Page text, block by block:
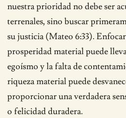
nuestra prioridad no debe ser
terrenales, sino buscar
su justicia (Mateo 6:33).
prosperidad material puede
egoísmo y la falta de
riqueza material puede
proporcionar una verdadera
o felicidad duradera.